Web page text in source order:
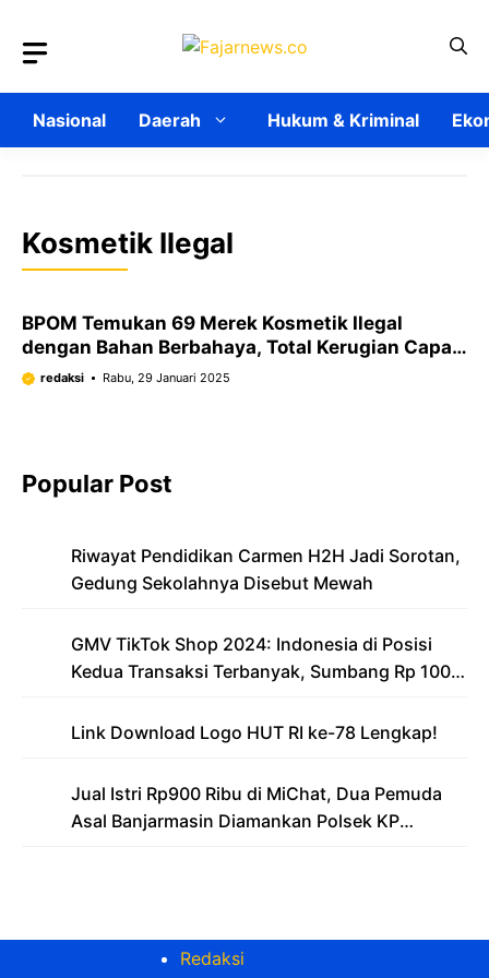
Nasional Daerah Hukum & Kriminal
Kosmetik Ilegal
BPOM Temukan 69 Merek Kosmetik Ilegal
dengan Bahan Berbahaya, Total Kerugian Capai
Rp8,91 Miliar
redaksi Rabu, 29 Januari 2025
Popular Post
Riwayat Pendidikan Carmen H2H Jadi Sorotan,
Gedung Sekolahnya Disebut Mewah
GMV TikTok Shop 2024: Indonesia di Posisi
Kedua Transaksi Terbanyak, Sumbang Rp 100
Link Download Logo HUT RI ke-78 Lengkap!
Jual Istri Rp900 Ribu di MiChat, Dua Pemuda
Asal Banjarmasin Diamankan Polsek KP
Redaksi